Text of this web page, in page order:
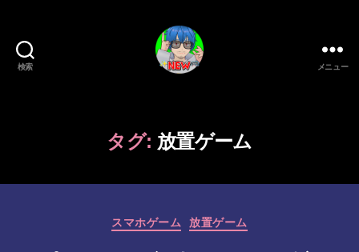
検索
ー
ム/
ジ
ッ
メニュー
タグ: 放置ゲーム
カ
スマホゲーム 放置ゲーム